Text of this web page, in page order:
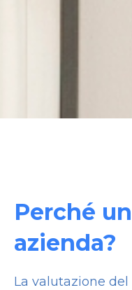
Perché
azienda?
La valutazione